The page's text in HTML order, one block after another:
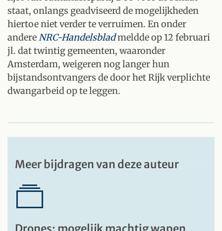
staat, onlangs geadviseerd de mogelijkheden
hiertoe niet verder te verruimen. En onder
andereNRC-Handelsbladmeldde op 12 februari
jl. dat twintig gemeenten, waaronder
Amsterdam, weigeren nog langer hun
bijstandsontvangers de door het Rijk verplichte
dwangarbeid op te leggen.
Meer bijdragen van deze auteur